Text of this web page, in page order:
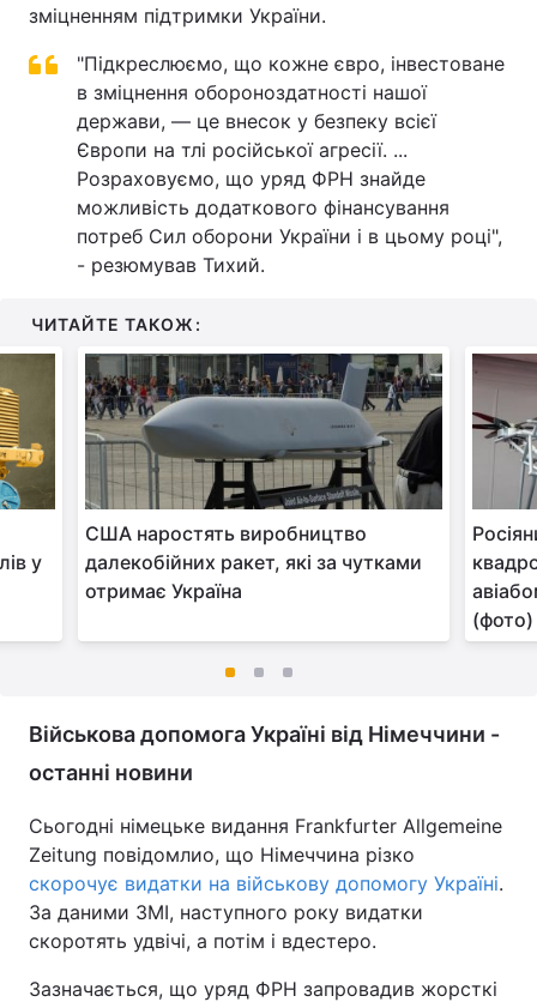
зміцненням підтримки України.
"Підкреслюємо, що кожне євро, інвестоване
в зміцнення обороноздатності нашої
держави, — це внесок у безпеку всієї
Європи на тлі російської агресії. ...
Розраховуємо, що уряд ФРН знайде
можливість додаткового фінансування
потреб Сил оборони України і в цьому році",
- резюмував Тихий.
ЧИТАЙТЕ ТАКОЖ:
у
США наростять виробництво
далекобійних ракет, які за чутками
отримає Україна
(фото)
Військова допомога Україні від Німеччини -
останні новини
Сьогодні німецьке видання Frankfurter Allgemeine
Zeitung повідомлио, що Німеччина різко
скорочує видатки на військову допомогу Україні.
За даними ЗМІ, наступного року видатки
скоротять удвічі, а потім і вдестеро.
Зазначається, що уряд ФРН запровадив жорсткі